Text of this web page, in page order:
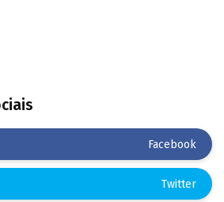
Facebook
Twitter